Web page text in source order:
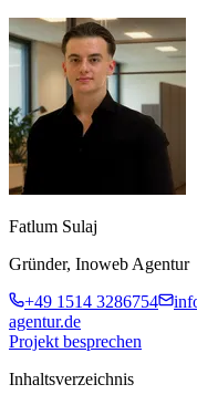
Fatlum Sulaj
Gründer, Inoweb Agentur
+49 1514 3286754
agentur.de
Projekt besprechen
Inhaltsverzeichnis